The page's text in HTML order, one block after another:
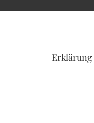
Erklärung